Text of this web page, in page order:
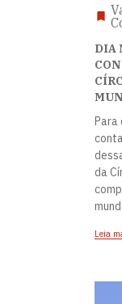
DIA
Para
da
Leia